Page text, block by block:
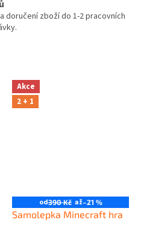
doručení zboží do 1-2 pracovních
Akce
2 + 1
od390 Kč až–21 %
Samolepka Minecraft hra